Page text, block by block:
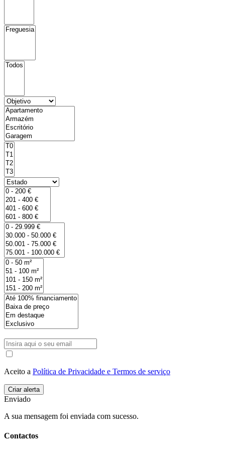
Aceito a Política de Privacidade e Termos de serviço
Enviado
A sua mensagem foi enviada com sucesso.
Contactos